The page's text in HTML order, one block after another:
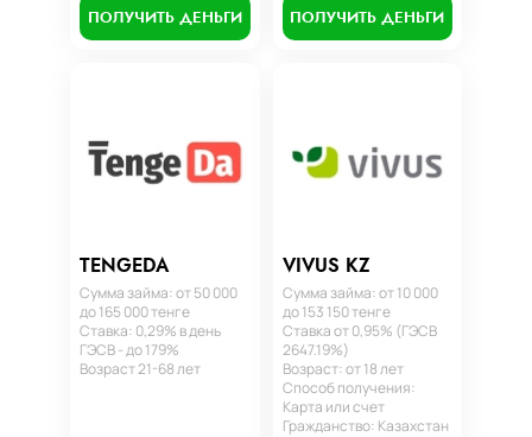
ПОЛУЧИТЬ ДЕНЬГИ ПОЛУЧИТЬ ДЕНЬГИ
TENGEDA
Сумма займа: от 50 000
до 165 000 тенге
Ставка: 0,29% в день
ГЭСВ - до 179%
Возраст 21-68 лет
VIVUS KZ
Сумма займа: от 10 000
до 153 150 тенге
Ставка от 0,95% (ГЭСВ
2647.19%)
Возраст: от 18 лет
Способ получения:
Карта или счет
Гражданство: Казахстан